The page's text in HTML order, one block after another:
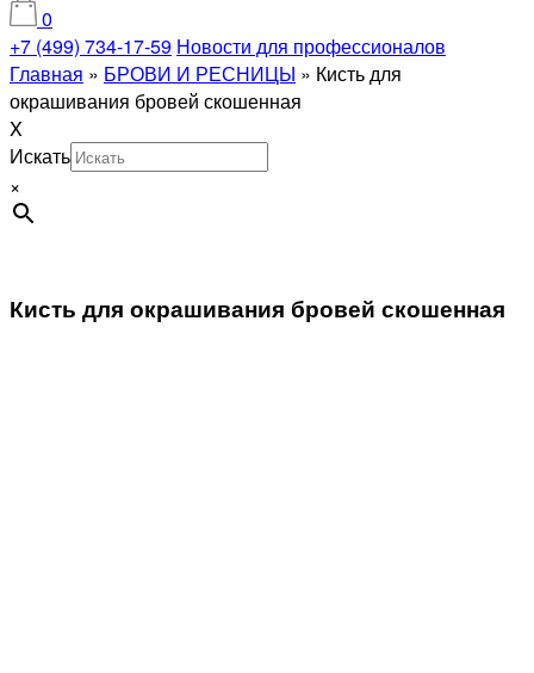
0
+7 (499) 734-17-59 Новости для профессионалов
Главная » БРОВИ И РЕСНИЦЫ » Кисть для
окрашивания бровей скошенная
X
Искать
×
Кисть для окрашивания бровей скошенная